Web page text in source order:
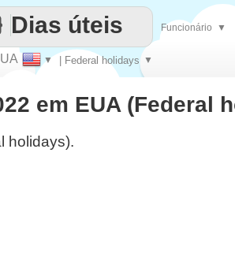
cada
▼ | Federal holidays ▼
Dias úteis Funcionário ▼
em EUA (Federal
holidays).